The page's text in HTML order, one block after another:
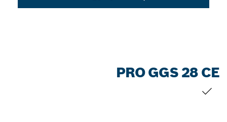
PRO GGS 28 CE